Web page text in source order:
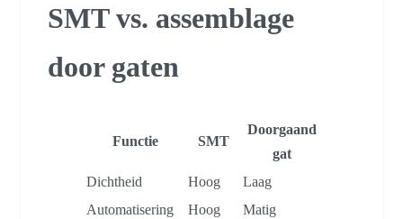
SMT vs. assemblage
door gaten
Functie SMT
Doorgaand
gat
Dichtheid
Hoog
Laag
Automatisering
Hoog Matig